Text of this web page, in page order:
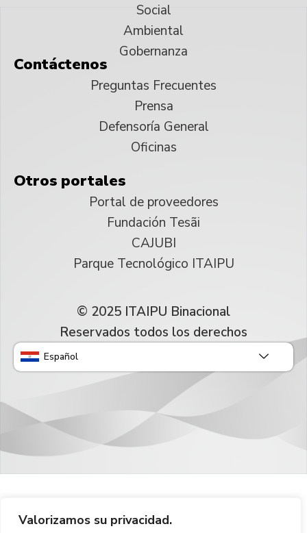
Valorizamos su privacidad.
Social
Ambiental
Gobernanza
Contáctenos
Preguntas Frecuentes
Prensa
Defensoría General
Oficinas
Otros portales
Portal de proveedores
Fundación Tesãi
CAJUBI
Parque Tecnológico ITAIPU
© 2025 ITAIPU Binacional
Reservados todos los derechos
Español